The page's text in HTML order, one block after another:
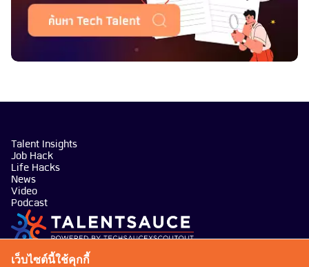
Talent Insights
Job Hack
Life Hacks
News
Video
Podcast
บริษัท เทคซอส มีเดีย จำกัด
เว็บไซต์นี้ใช้คุกกี้